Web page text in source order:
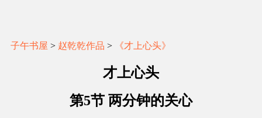
子午书屋 > 赵乾乾作品 > 《才上心头》
才上心头
第5节 两分钟的关心